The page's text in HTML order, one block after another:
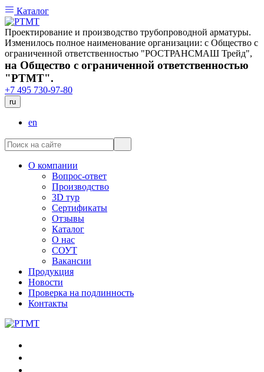
Каталог
Проектирование и производство трубопроводной арматуры.
Изменилось полное наименование организации: с Общество с
ограниченной ответственностью "РОСТРАНСМАШ Трейд",
на Общество с ограниченной ответственностью
"РТМТ".
+7 495 730-97-80
ru
en
О компании
Вопрос-ответ
Производство
3D тур
Сертификаты
Отзывы
Каталог
О нас
СОУТ
Вакансии
Продукция
Новости
Проверка на подлинность
Контакты